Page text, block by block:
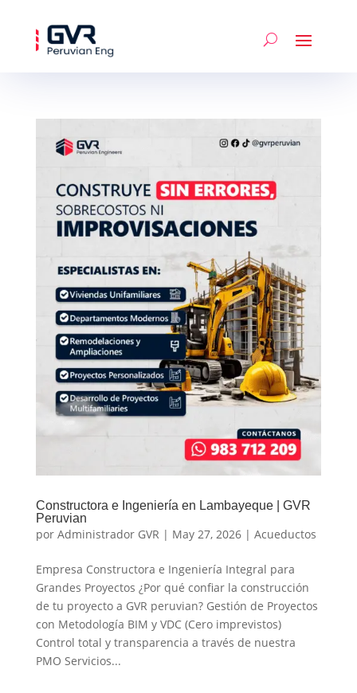
Constructora e Ingeniería en Lambayeque | GVR
Peruvian
por Administrador GVR | May 27, 2026| Acueductos
Empresa Constructora e Ingeniería Integral para
Grandes Proyectos ¿Por qué confiar la construcción
de tu proyecto a GVR peruvian? Gestión de Proyectos
con Metodología BIM y VDC (Cero imprevistos)
Control total y transparencia a través de nuestra
PMO Servicios...